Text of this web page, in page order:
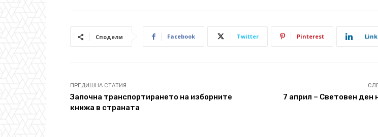
Сподели Facebook Twitter Pinterest
ПРЕДИШНА СТАТИЯ
Започна транспортирането на изборните
книжа в страната
7 април – Световен ден